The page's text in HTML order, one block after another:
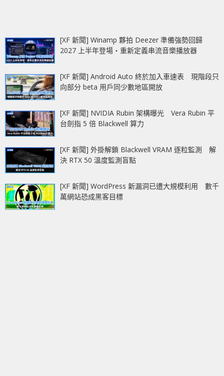
[XF 新聞] Winamp 夥拍 Deezer 準備強勢回歸
2027 上半年登場‧重新定義串流音樂播放器
[XF 新聞] Android Auto 終於加入車速表 現階段只
向部分 beta 用戶同少數地區開放
[XF 新聞] NVIDIA Rubin 架構曝光 Vera Rubin 平
台劍指 5 倍 Blackwell 算力
[XF 新聞] 外掛解鎖 Blackwell VRAM 逐粒監測 解
決 RTX 50 溫度監測盲點
[XF 新聞] WordPress 新漏洞已遭大規模利用 數千
萬網站恐成黑客目標